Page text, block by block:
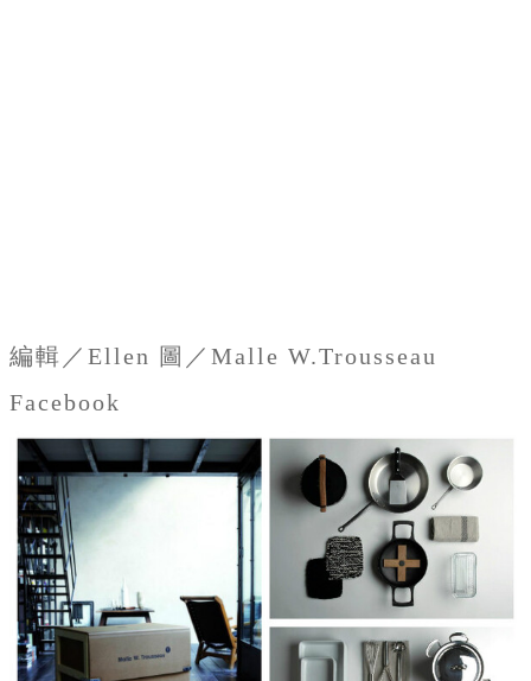
編輯／Ellen 圖／Malle W.Trousseau
Facebook